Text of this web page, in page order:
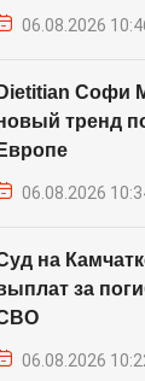
06.08.2026
Dietitian Софи
тренд
Европе
06.08.2026
на
за
06.08.2026